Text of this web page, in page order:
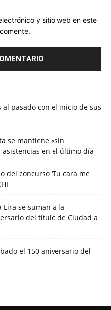
y sitio web en este
al pasado con el inicio de sus
se mantiene «sin
en el último día
del concurso ‘Tu cara me
Lira se suman a la
del título de Ciudad a
el 150 aniversario del